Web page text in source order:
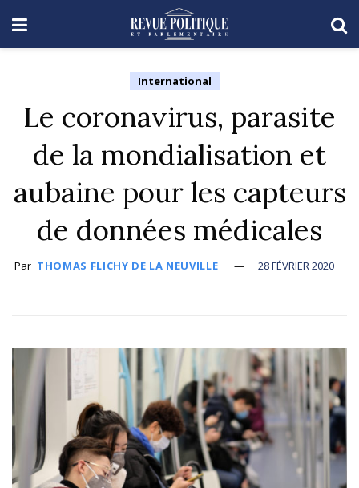
International
Le coronavirus, parasite
de la mondialisation et
aubaine pour les capteurs
de données médicales
Par THOMAS FLICHY DE LA NEUVILLE 28 FÉVRIER 2020